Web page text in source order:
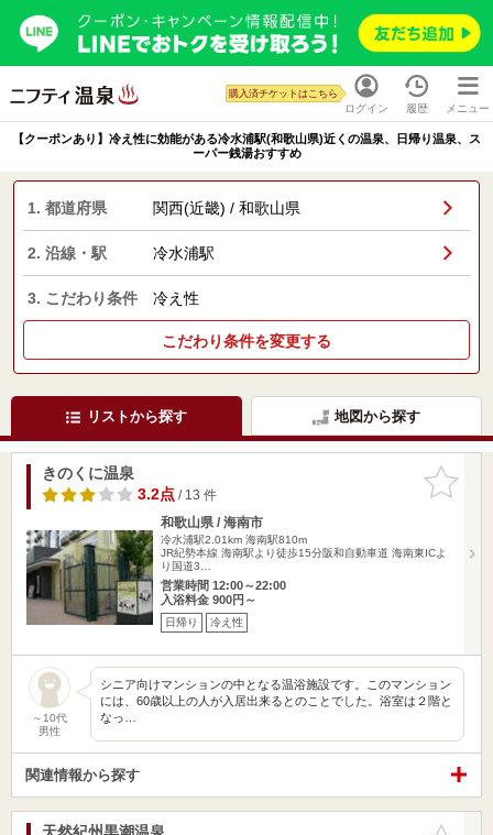
ログイン
購入済チケットはこちら
履歴 メニュー
【クーポンあり】冷え性に効能がある冷水浦駅(和歌山県)近くの温泉、日帰り温泉、ス
ーパー銭湯おすすめ
1. 都道府県 関西(近畿) / 和歌山県
2. 沿線・駅 冷水浦駅
3. こだわり条件 冷え性
こだわり条件を変更する
リストから探す 地図から探す
お気に入
りに追加
きのくに温泉
3.2点/ 13 件
和歌山県 / 海南市
冷水浦駅2.01km 海南駅810m
JR紀勢本線 海南駅より徒歩15分阪和自動車道 海南東ICよ
り国道3…
営業時間 12:00～22:00
入浴料金 900円～
日帰り 冷え性
～10代
男性
シニア向けマンションの中となる温浴施設です。このマンション
には、60歳以上の人が入居出来るとのことでした。浴室は２階と
なっ…
関連情報から探す
お気に入
天然紀州黒潮温泉